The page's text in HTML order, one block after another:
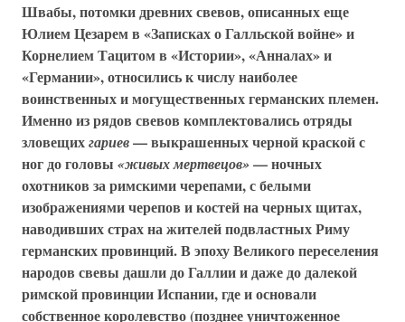
Швабы, потомки древних свевов, описанных еще
Юлием Цезарем в «Записках о Галльской войне» и
Корнелием Тацитом в «Истории», «Анналах» и
«Германии», относились к числу наиболее
воинственных и могущественных германских племен.
Именно из рядов свевов комплектовались отряды
зловещихгариев— выкрашенных черной краской с
ног до головы «живых мертвецов»— ночных
охотников за римскими черепами, с белыми
изображениями черепов и костей на черных щитах,
наводивших страх на жителей подвластных Риму
германских провинций. В эпоху Великого переселения
народов свевы дашли до Галлии и даже до далекой
римской провинции Испании, где и основали
собственное королевство (позднее уничтоженное